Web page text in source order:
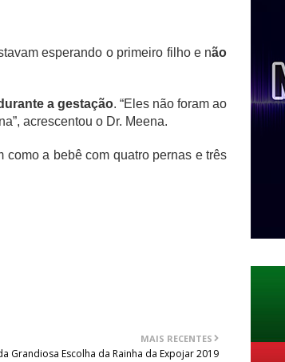
esperando o primeiro filho e não
a gestação.“Eles não foram ao
acrescentou o Dr. Meena.
como a bebê com quatro pernas e três
MAIS RECENTES
Grandiosa Escolha da Rainha da Expojar 2019